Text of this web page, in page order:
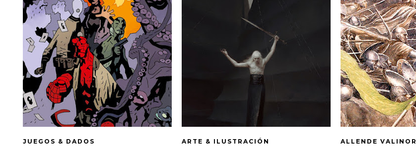
JUEGOS & DADOS ARTE & ILUSTRACIÓN ALLENDE VALINOR